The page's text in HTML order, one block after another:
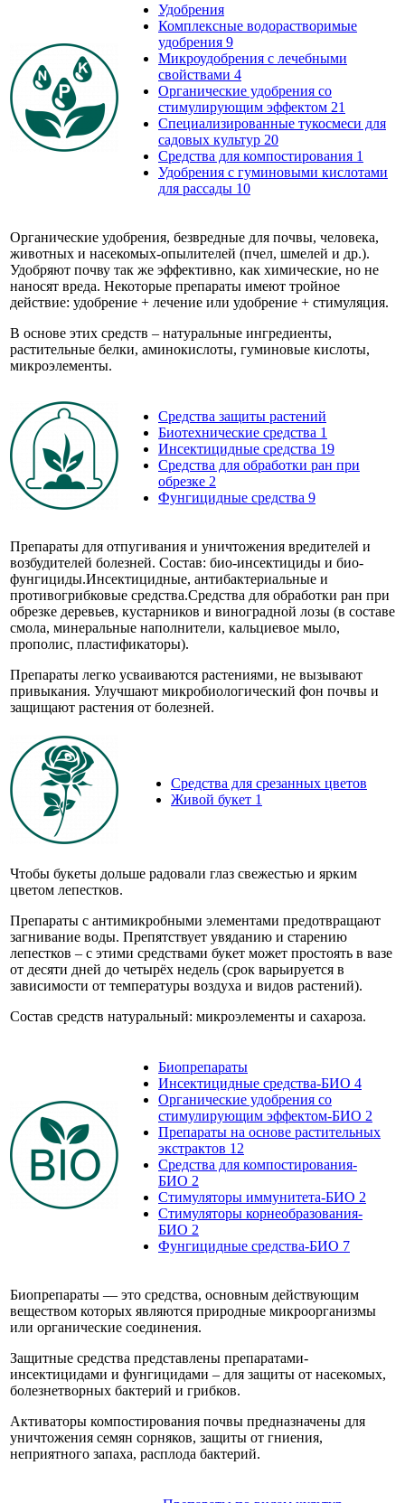
Удобрения
Комплексные водорастворимые
удобрения 9
Микроудобрения с лечебными
свойствами 4
Органические удобрения со
стимулирующим эффектом 21
Специализированные тукосмеси для
садовых культур 20
Средства для компостирования 1
Удобрения с гуминовыми кислотами
для рассады 10
Органические удобрения, безвредные для почвы, человека,
животных и насекомых-опылителей (пчел, шмелей и др.).
Удобряют почву так же эффективно, как химические, но не
наносят вреда. Некоторые препараты имеют тройное
действие: удобрение + лечение или удобрение + стимуляция.
В основе этих средств – натуральные ингредиенты,
растительные белки, аминокислоты, гуминовые кислоты,
микроэлементы.
Средства защиты растений
Биотехнические средства 1
Инсектицидные средства 19
Средства для обработки ран при
обрезке 2
Фунгицидные средства 9
Препараты для отпугивания и уничтожения вредителей и
возбудителей болезней. Состав: био-инсектициды и био-
фунгициды.Инсектицидные, антибактериальные и
противогрибковые средства.Средства для обработки ран при
обрезке деревьев, кустарников и виноградной лозы (в составе
смола, минеральные наполнители, кальциевое мыло,
прополис, пластификаторы).
Препараты легко усваиваются растениями, не вызывают
привыкания. Улучшают микробиологический фон почвы и
защищают растения от болезней.
Средства для срезанных цветов
Живой букет 1
Чтобы букеты дольше радовали глаз свежестью и ярким
цветом лепестков.
Препараты с антимикробными элементами предотвращают
загнивание воды. Препятствует увяданию и старению
лепестков – с этими средствами букет может простоять в вазе
от десяти дней до четырёх недель (срок варьируется в
зависимости от температуры воздуха и видов растений).
Состав средств натуральный: микроэлементы и сахароза.
Биопрепараты
Инсектицидные средства-БИО 4
Органические удобрения со
стимулирующим эффектом-БИО 2
Препараты на основе растительных
экстрактов 12
Средства для компостирования-
БИО 2
Стимуляторы иммунитета-БИО 2
Стимуляторы корнеобразования-
БИО 2
Фунгицидные средства-БИО 7
Биопрепараты — это средства, основным действующим
веществом которых являются природные микроорганизмы
или органические соединения.
Защитные средства представлены препаратами-
инсектицидами и фунгицидами – для защиты от насекомых,
болезнетворных бактерий и грибков.
Активаторы компостирования почвы предназначены для
уничтожения семян сорняков, защиты от гниения,
неприятного запаха, расплода бактерий.